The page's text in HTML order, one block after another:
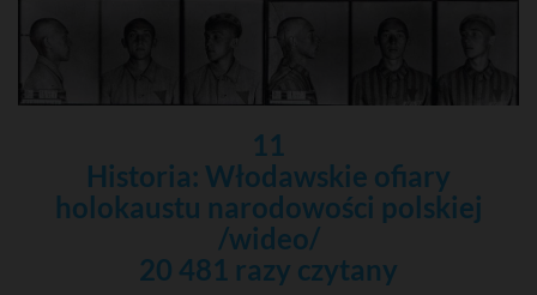
11
Historia: Włodawskie ofiary
holokaustu narodowości polskiej
/wideo/
20 481 razy czytany